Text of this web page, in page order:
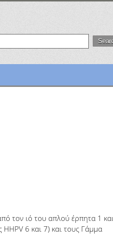
τον ιό του απλού έρπητα 1 και
6 και 7) και τους Γάμμα